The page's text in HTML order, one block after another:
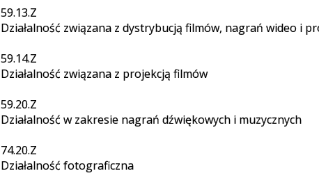
59.13.Z
Działalność związana z dystrybucją filmów, nagrań wideo i
59.14.Z
Działalność związana z projekcją filmów
59.20.Z
Działalność w zakresie nagrań dźwiękowych i muzycznych
74.20.Z
Działalność fotograficzna